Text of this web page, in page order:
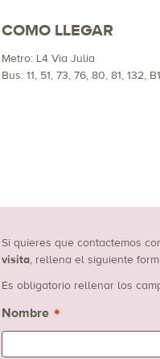
COMO LLEGAR
Metro: L4 Via Julia
Bus: 11, 51, 73, 76, 80, 81, 132,
Si quieres que contactemos
visita, rellena el siguiente
Es obligatorio rellenar los
Nombre *